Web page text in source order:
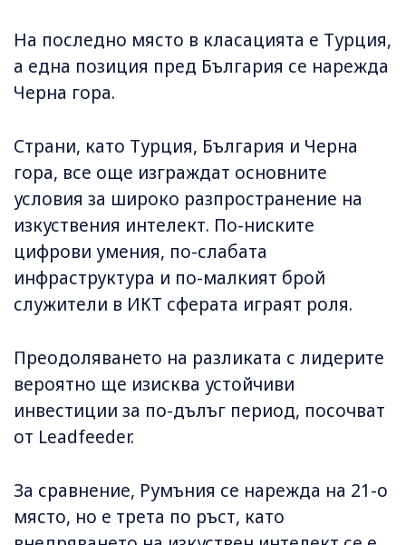
На последно място в класацията е Турция,
а една позиция пред България се нарежда
Черна гора.
Страни, като Турция, България и Черна
гора, все още изграждат основните
условия за широко разпространение на
изкуствения интелект. По-ниските
цифрови умения, по-слабата
инфраструктура и по-малкият брой
служители в ИКТ сферата играят роля.
Преодоляването на разликата с лидерите
вероятно ще изисква устойчиви
инвестиции за по-дълъг период, посочват
от Leadfeeder.
За сравнение, Румъния се нарежда на 21-о
място, но е трета по ръст, като